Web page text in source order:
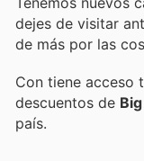
dejes de visitar
de más por las
Con tiene acceso
descuentos de
país.